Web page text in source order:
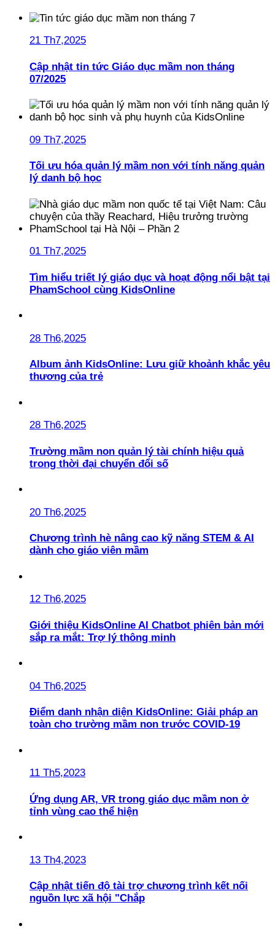
21 Th7,2025
Cập nhật tin tức Giáo dục mầm non tháng
07/2025
09 Th7,2025
Tối ưu hóa quản lý mầm non với tính năng quản
lý danh bộ học
01 Th7,2025
Tìm hiểu triết lý giáo dục và hoạt động nổi bật tại
PhamSchool cùng KidsOnline
28 Th6,2025
Album ảnh KidsOnline: Lưu giữ khoảnh khắc yêu
thương của trẻ
28 Th6,2025
Trường mầm non quản lý tài chính hiệu quả
trong thời đại chuyển đổi số
20 Th6,2025
Chương trình hè nâng cao kỹ năng STEM & AI
dành cho giáo viên mầm
12 Th6,2025
Giới thiệu KidsOnline AI Chatbot phiên bản mới
sắp ra mắt: Trợ lý thông minh
04 Th6,2025
Điểm danh nhận diện KidsOnline: Giải pháp an
toàn cho trường mầm non trước COVID-19
11 Th5,2023
Ứng dụng AR, VR trong giáo dục mầm non ở
tỉnh vùng cao thể hiện
13 Th4,2023
Cập nhật tiến độ tài trợ chương trình kết nối
nguồn lực xã hội "Chắp